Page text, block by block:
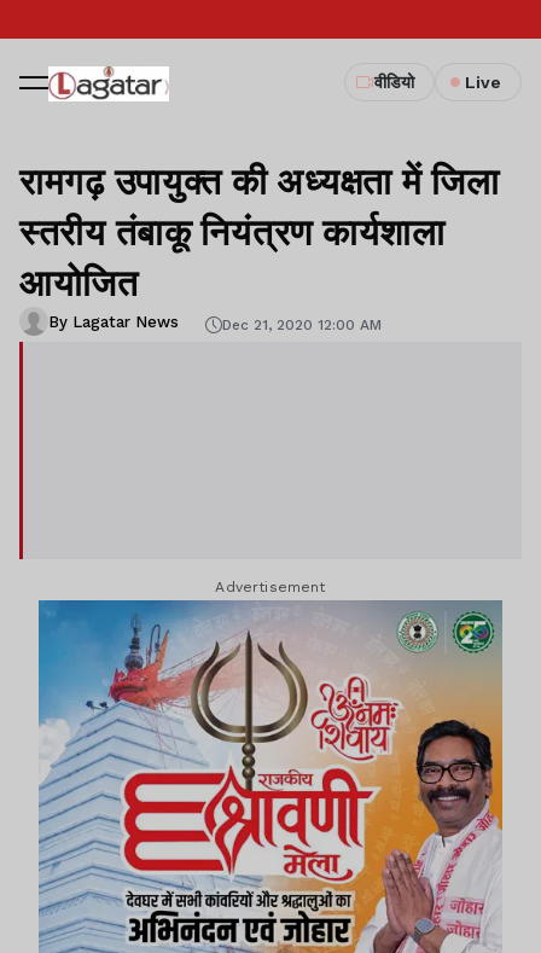
वीडियो Live
रामगढ़ उपायुक्त की अध्यक्षता में जिला
स्तरीय तंबाकू नियंत्रण कार्यशाला
आयोजित
By Lagatar News Dec 21, 2020 12:00 AM
Advertisement